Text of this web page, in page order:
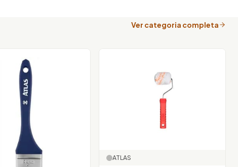
Ver categoria completa
ATLAS